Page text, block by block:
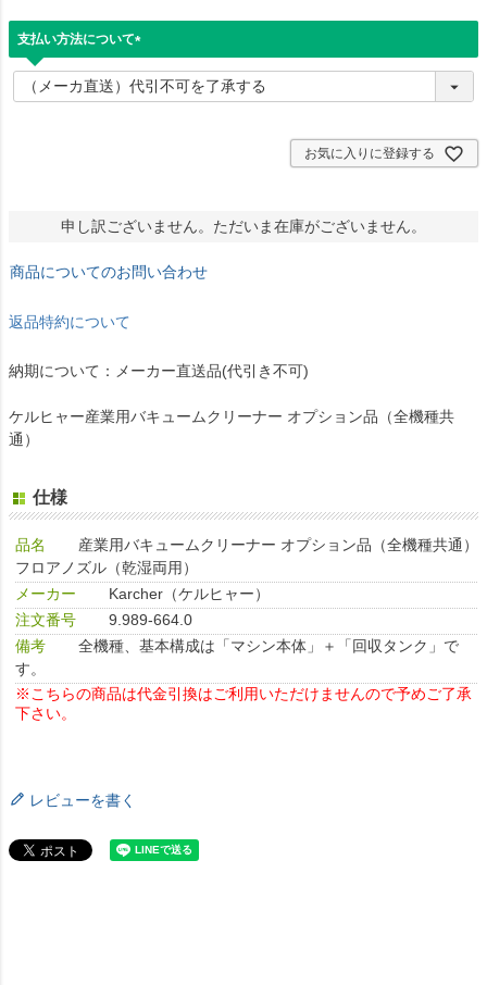
支払い方法について
必
須
お気に入りに登録する
申し訳ございません。ただいま在庫がございません。
商品についてのお問い合わせ
返品特約について
納期について：メーカー直送品(代引き不可)
ケルヒャー産業用バキュームクリーナー オプション品（全機種共
通）
仕様
品名
産業用バキュームクリーナー オプション品（全機種共通）
フロアノズル（乾湿両用）
メーカー
Karcher（ケルヒャー）
注文番号
9.989-664.0
備考
全機種、基本構成は「マシン本体」＋「回収タンク」で
す。
※こちらの商品は代金引換はご利用いただけませんので予めご了承
下さい。
レビューを書く